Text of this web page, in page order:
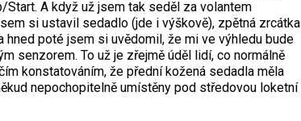
A když už jsem tak seděl za volantem
si ustavil sedadlo (jde i výškově), zpětná zrcátka
poté jsem si uvědomil, že mi ve výhledu bude
senzorem. To už je zřejmě úděl lidí, co normálně
konstatováním, že přední kožená sedadla měla
nepochopitelně umístěny pod středovou loketní